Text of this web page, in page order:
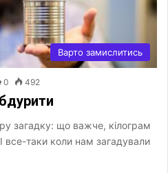
Варто замислитись
0 492
загадку: що важче, кілограм
все-таки коли нам загадували